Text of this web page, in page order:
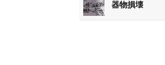
器物損壊